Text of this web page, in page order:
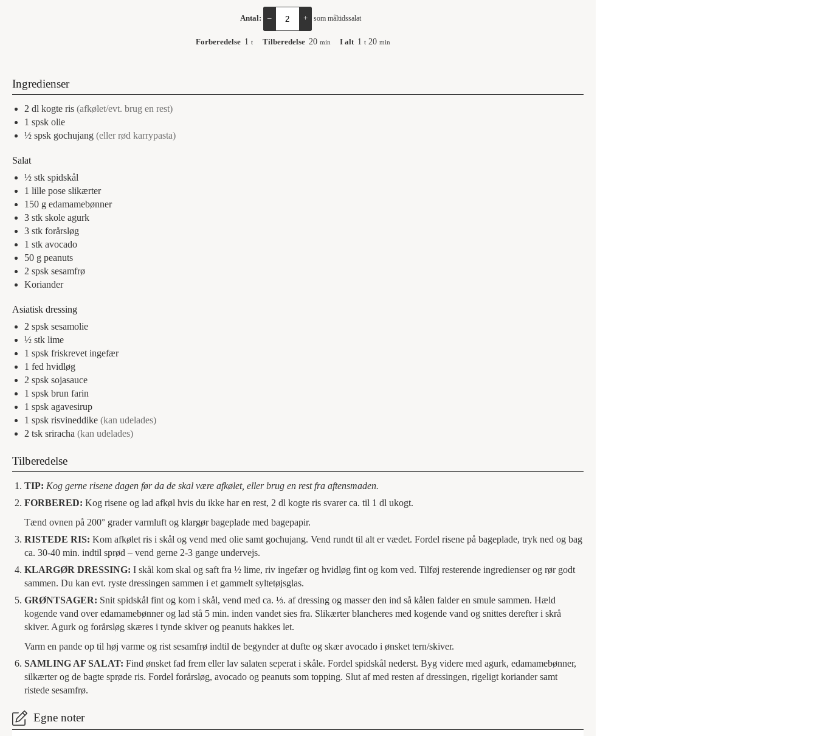
Antal: – + som måltidssalat
Forberedelse 1 t Tilberedelse 20 min I alt 1 t 20 min
Ingredienser
2 dl kogte ris (afkølet/evt. brug en rest)
1 spsk olie
½ spsk gochujang (eller rød karrypasta)
Salat
½ stk spidskål
1 lille pose slikærter
150 g edamamebønner
3 stk skole agurk
3 stk forårsløg
1 stk avocado
50 g peanuts
2 spsk sesamfrø
Koriander
Asiatisk dressing
2 spsk sesamolie
½ stk lime
1 spsk friskrevet ingefær
1 fed hvidløg
2 spsk sojasauce
1 spsk brun farin
1 spsk agavesirup
1 spsk risvineddike (kan udelades)
2 tsk sriracha (kan udelades)
Tilberedelse
TIP: Kog gerne risene dagen før da de skal være afkølet, eller brug en rest fra aftensmaden.
FORBERED: Kog risene og lad afkøl hvis du ikke har en rest, 2 dl kogte ris svarer ca. til 1 dl ukogt.
Tænd ovnen på 200° grader varmluft og klargør bageplade med bagepapir.
RISTEDE RIS: Kom afkølet ris i skål og vend med olie samt gochujang. Vend rundt til alt er vædet. Fordel risene på bageplade, tryk ned og bag
ca. 30-40 min. indtil sprød – vend gerne 2-3 gange undervejs.
KLARGØR DRESSING: I skål kom skal og saft fra ½ lime, riv ingefær og hvidløg fint og kom ved. Tilføj resterende ingredienser og rør godt
sammen. Du kan evt. ryste dressingen sammen i et gammelt syltetøjsglas.
GRØNTSAGER: Snit spidskål fint og kom i skål, vend med ca. ⅓. af dressing og masser den ind så kålen falder en smule sammen. Hæld
kogende vand over edamamebønner og lad stå 5 min. inden vandet sies fra. Slikærter blancheres med kogende vand og snittes derefter i skrå
skiver. Agurk og forårsløg skæres i tynde skiver og peanuts hakkes let.
Varm en pande op til høj varme og rist sesamfrø indtil de begynder at dufte og skær avocado i ønsket tern/skiver.
SAMLING AF SALAT: Find ønsket fad frem eller lav salaten seperat i skåle. Fordel spidskål nederst. Byg videre med agurk, edamamebønner,
silkærter og de bagte sprøde ris. Fordel forårsløg, avocado og peanuts som topping. Slut af med resten af dressingen, rigeligt koriander samt
ristede sesamfrø.
Egne noter